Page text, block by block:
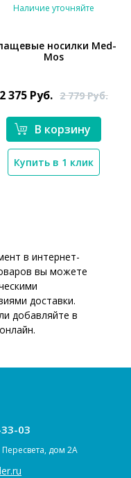
*}
Наличие уточняйте
носилки Med-
Mos
2 375 Руб. 2 779Руб.
В корзину
Купить в 1 клик
в интернет-
вы можете
доставки.
добавляйте в
03
Пересвета, дом 2А